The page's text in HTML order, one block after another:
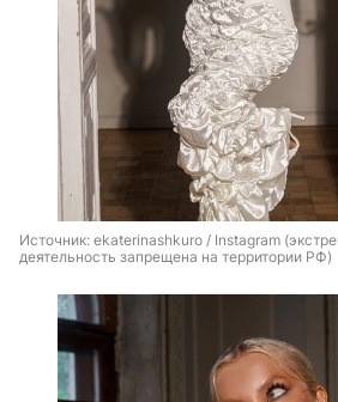
Источник: ekaterinashkuro / Instagram
деятельность запрещена на территории РФ)